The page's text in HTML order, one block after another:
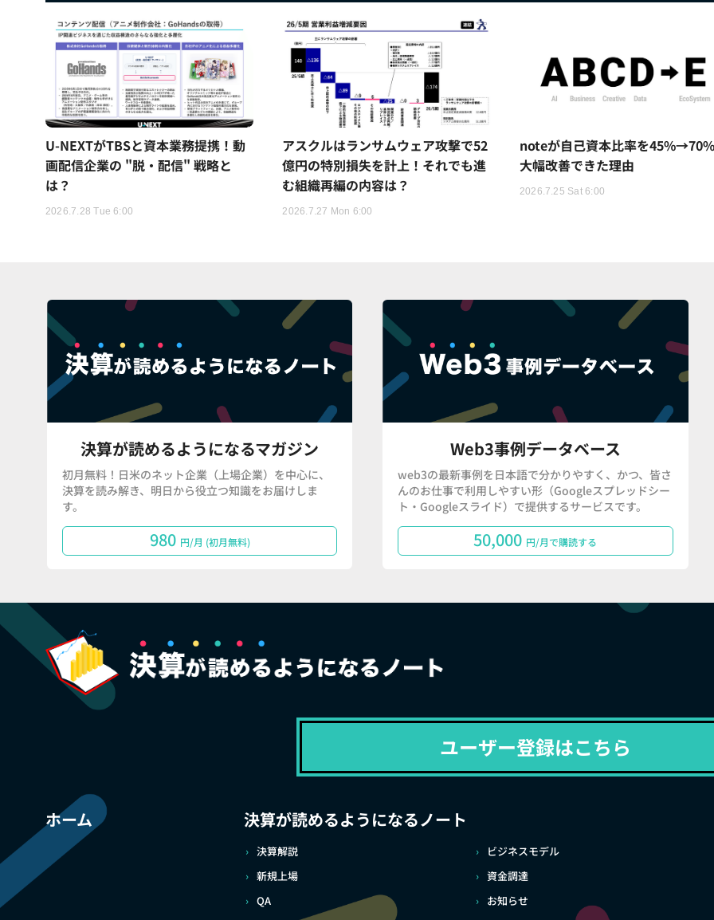
U-NEXTがTBSと資本業務提携！動
画配信企業の "脱・配信" 戦略と
は？
2026.7.28 Tue 6:00
アスクルはランサムウェア攻撃で52
億円の特別損失を計上！それでも進
む組織再編の内容は？
2026.7.27 Mon 6:00
noteが自己資本比率を
大幅改善できた理由
2026.7.25 Sat 6:00
決算が読めるようになるマガジン
初月無料！日米のネット企業（上場企業）を中心に、
決算を読み解き、明日から役立つ知識をお届けしま
す。
980 円/月 (初月無料)
Web3事例データベース
web3の最新事例を日本語で分かりやすく、かつ、皆さ
んのお仕事で利用しやすい形（Googleスプレッドシー
ト・Googleスライド）で提供するサービスです。
50,000 円/月で購読する
ユーザー登録はこちら
ホーム 決算が読めるようになるノート
決算解説
ビジネスモデル
新規上場
資金調達
QA
お知らせ